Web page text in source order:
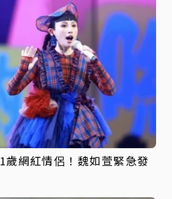
歲網紅情侶！魏如萱緊急發